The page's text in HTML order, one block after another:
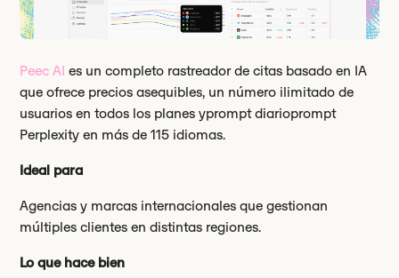
Peec AI es un completo rastreador de citas basado en IA
que ofrece precios asequibles, un número ilimitado de
usuarios en todos los planes yprompt diarioprompt
Perplexity en más de 115 idiomas.
Ideal para
Agencias y marcas internacionales que gestionan
múltiples clientes en distintas regiones.
Lo que hace bien